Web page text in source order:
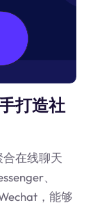
打造社
在线聊天
、
，能够